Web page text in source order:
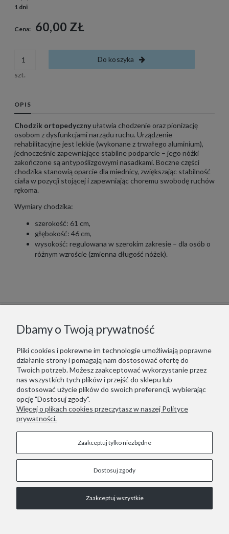
1 dni
Cena: 60,00 ZŁ
szt.
Do koszyka
OPIS
Chodzik ortopedycznyułatwia chodzenie oraz pionizację
osobom z dysfunkcjami narządu ruchu. Urządzenie
rehabilitacyjne jest lekkie (wykonane z trwałego aluminium),
jednocześnie zapewniające stabilne podparcie – jego nóżki
zakończone są antypoślizgowymi nasadkami. Boczne części
chodzika stanowią oparcie dla miednicy, zwiększając stabilność
ciała w pozycji stojącej i zapewniając choremu swobodę ruchów
rękoma.
Wymiary chodzika:
szerokość: 61 cm,
głębokość: 46 cm,
wysokość: regulowana w szerokim zakresie – dla osób o
różnym wzroście (zmienna długość nóżek).
REHA-CARE
WSPARCIE
WYPOŻYCZALNIA
REHA-CARE WYPOŻYCZALNIA SPRZĘTU REHABILITACYJNEGO
Baletowa 73
Tel 883 773 515
Pokaż pełną wersję strony
Dbamy o Twoją prywatność
Pliki cookies i pokrewne im technologie umożliwiają poprawne
działanie strony i pomagają nam dostosować ofertę do
Twoich potrzeb. Możesz zaakceptować wykorzystanie przez
nas wszystkich tych plików i przejść do sklepu lub
dostosować użycie plików do swoich preferencji, wybierając
opcję "Dostosuj zgody".
Więcej o plikach cookies przeczytasz w naszej Polityce
prywatności.
Zaakceptuj tylko niezbędne
Dostosuj zgody
Zaakceptuj wszystkie